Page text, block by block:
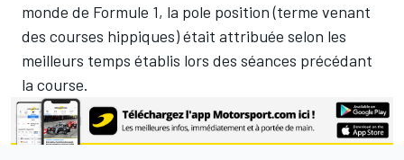
monde de Formule 1, la pole position (terme venant
des courses hippiques) était attribuée selon les
meilleurs temps établis lors des séances précédant
la course.